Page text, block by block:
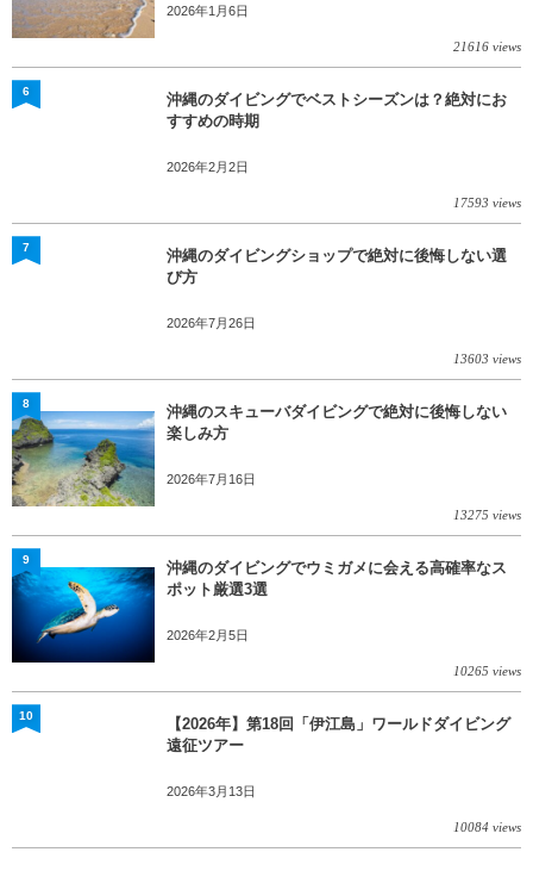
2026年1月6日
21616 views
沖縄のダイビングでベストシーズンは？絶対にお
すすめの時期
2026年2月2日
17593 views
6
沖縄のダイビングショップで絶対に後悔しない選
び方
2026年7月26日
13603 views
7
沖縄のスキューバダイビングで絶対に後悔しない
楽しみ方
2026年7月16日
13275 views
8
沖縄のダイビングでウミガメに会える高確率なス
ポット厳選3選
2026年2月5日
10265 views
9
【2026年】第18回「伊江島」ワールドダイビング
遠征ツアー
2026年3月13日
10084 views
10